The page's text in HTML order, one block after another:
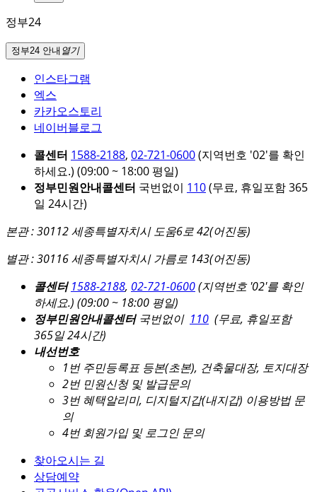
정부24
정부24 안내 열기
인스타그램
엑스
카카오스토리
네이버블로그
콜센터 1588-2188, 02-721-0600(지역번호 '02'를 확인
하세요.) (09:00 ~ 18:00 평일)
정부민원안내콜센터 국번없이 110(무료, 휴일포함 365
일 24시간)
본관 : 30112 세종특별자치시 도움6로 42(어진동)
별관 : 30116 세종특별자치시 가름로 143(어진동)
콜센터 1588-2188, 02-721-0600(지역번호 '02'를 확인
하세요.) (09:00 ~ 18:00 평일)
정부민원안내콜센터국번없이 110 (무료, 휴일포함
365일 24시간)
내선번호
1번 주민등록표 등본(초본), 건축물대장, 토지대장
2번 민원신청 및 발급문의
3번 혜택알리미, 디지털지갑(내지갑) 이용방법 문
의
4번 회원가입 및 로그인 문의
찾아오시는 길
상담예약